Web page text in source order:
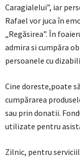
Caragialelui”, iar
Rafael vor juca în
„Regăsirea”. În
admira si cumpăra
persoanele cu
Cine doreste,poate
cumpărarea
sau prin donatii.
utilizate pentru
Zilnic, pentru